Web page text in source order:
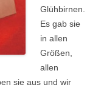
Glühbirnen.
Es gab sie
in allen
Größen,
allen
sie aus und wir